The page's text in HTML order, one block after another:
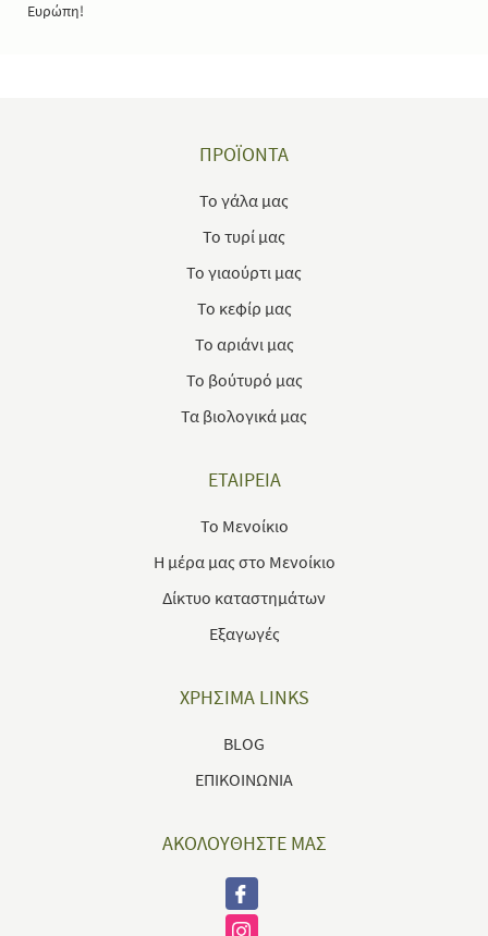
Ευρώπη!
ΠΡΟΪΟΝΤΑ
Το γάλα μας
Το τυρί μας
Το γιαούρτι μας
Το κεφίρ μας
Το αριάνι μας
Το βούτυρό μας
Τα βιολογικά μας
ΕΤΑΙΡΕΙΑ
Το Μενοίκιο
Η μέρα μας στο Μενοίκιο
Δίκτυο καταστημάτων
Εξαγωγές
ΧΡΗΣΙΜΑ LINKS
BLOG
ΕΠΙΚΟΙΝΩΝΙΑ
ΑΚΟΛΟΥΘΗΣΤΕ ΜΑΣ